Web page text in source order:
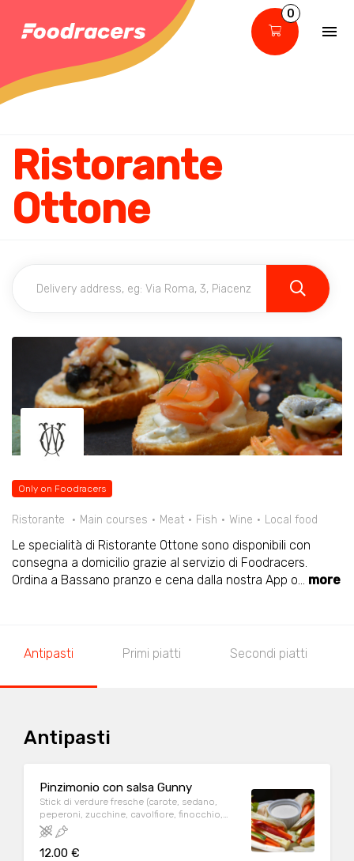
0
Ristorante
Ottone
Only on Foodracers
Ristorante Main courses Meat Fish Wine Local food
Le specialità di Ristorante Ottone sono disponibili con
consegna a domicilio grazie al servizio di Foodracers.
Ordina a Bassano pranzo e cena dalla nostra App o... more
Antipasti Primi piatti Secondi piatti
Antipasti
Pinzimonio con salsa Gunny
Stick di verdure fresche (carote, sedano,
peperoni, zucchine, cavolfiore, finocchio,
asparagi) con salsa Gunny fatta in casa
12.00 €